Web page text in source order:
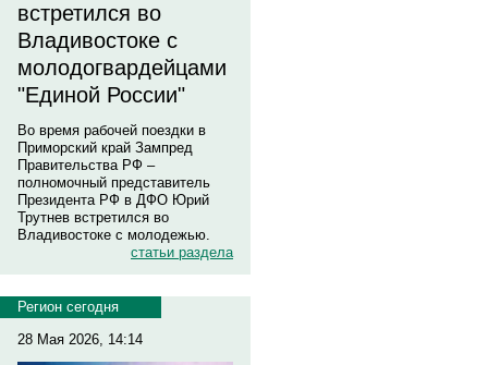
встретился во
Владивостоке с
молодогвардейцами
"Единой России"
Во время рабочей поездки в
Приморский край Зампред
Правительства РФ –
полномочный представитель
Президента РФ в ДФО Юрий
Трутнев встретился во
Владивостоке с молодежью.
статьи раздела
Регион сегодня
28 Мая 2026, 14:14